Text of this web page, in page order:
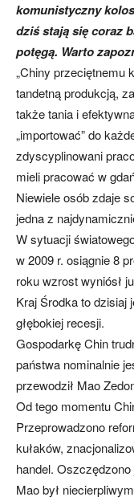
komunistyczny
dziś stają się coraz
potęgą. Warto
„Chiny przeciętnemu
tandetną produkcją,
także tania i
„importować” do
zdyscyplinowani
mieli pracować w
Niewiele osób zdaje
jedna z
W sytuacji
w 2009 r. osiągnie 8
roku wzrost wyniósł
Kraj Środka to dzisiaj
głębokiej recesji.
Gospodarkę Chin
państwa nominalnie
przewodził Mao
Od tego momentu
Przeprowadzono
kułaków,
handel.
Mao był